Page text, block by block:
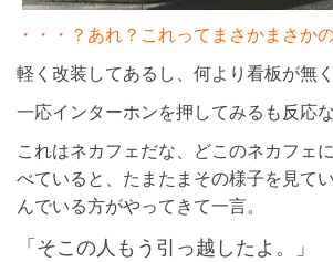
・・・？あれ？これってまさかまさか
軽く改装してあるし、何より看板が無
一応インターホンを押してみるも反応な
これはネカフェだな、どこのネカフェ
べていると、たまたまその様子を見て
んでいる方がやってきて一言。
「そこの人もう引っ越したよ。」